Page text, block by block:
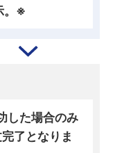
。※
した場合のみ
了となりま